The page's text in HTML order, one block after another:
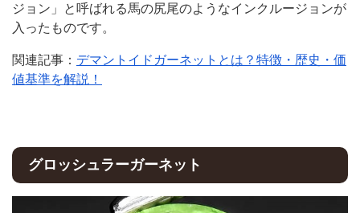
ジョン」と呼ばれる馬の尻尾のようなインクルージョンが
入ったものです。
関連記事： デマントイドガーネットとは？特徴・歴史・価
値基準を解説！
グロッシュラーガーネット